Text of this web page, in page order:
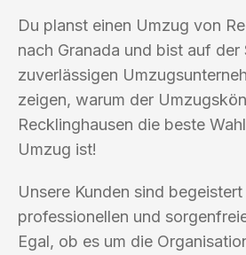
Du planst einen Umzug von
nach Granada und bist auf der
zuverlässigen
zeigen, warum der
Recklinghausen die beste
Umzug ist!
Unsere Kunden sind
professionellen und
Egal, ob es um die